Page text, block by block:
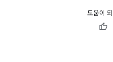
도움이